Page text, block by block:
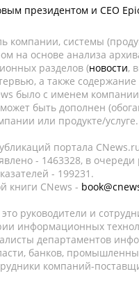
президентом и CEO
компании, системы
на основе анализа
разделов (новости,
а также
было с именем
быть дополнен
или продукте/услуге.
портала
- 1463328, в очереди
- 199231.
книги CNews -
руководители и
информационных
департаментов
банков,
компаний-